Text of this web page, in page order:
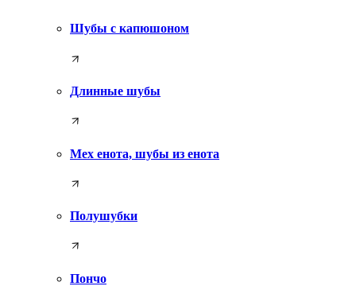
Шубы с капюшоном
Длинные шубы
Мех енота, шубы из енота
Полушубки
Пончо